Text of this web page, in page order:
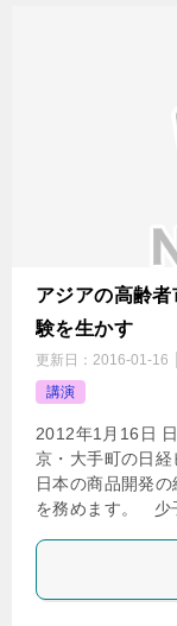
アジアの高齢
験を生かす
更新日： 2016-01-16
講演
2012年1月16日
京・大手町の日
日本の商品開発
を務めます。 少